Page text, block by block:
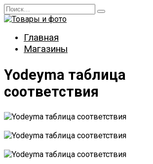
Перейти
к
Search
for:
Главная
Магазины
Yodeyma таблица
соответствия